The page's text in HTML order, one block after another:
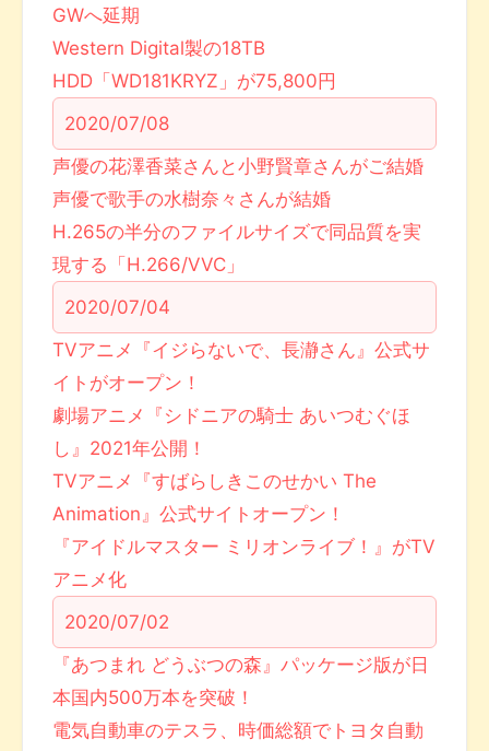
GWへ延期
Western Digital製の18TB
HDD「WD181KRYZ」が75,800円
2020/07/08
声優の花澤香菜さんと小野賢章さんがご結婚
声優で歌手の水樹奈々さんが結婚
H.265の半分のファイルサイズで同品質を実
現する「H.266/VVC」
2020/07/04
TVアニメ『イジらないで、長瀞さん』公式サ
イトがオープン！
劇場アニメ『シドニアの騎士 あいつむぐほ
し』2021年公開！
TVアニメ『すばらしきこのせかい The
Animation』公式サイトオープン！
『アイドルマスター ミリオンライブ！』がTV
アニメ化
2020/07/02
『あつまれ どうぶつの森』パッケージ版が日
本国内500万本を突破！
電気自動車のテスラ、時価総額でトヨタ自動